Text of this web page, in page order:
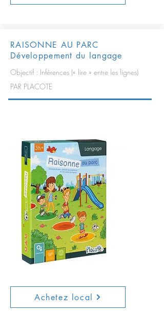
RAISONNE AU PARC
Développement du langage
Objectif : Inférences (« lire » entre les lignes)
PAR PLACOTE
Achetez local